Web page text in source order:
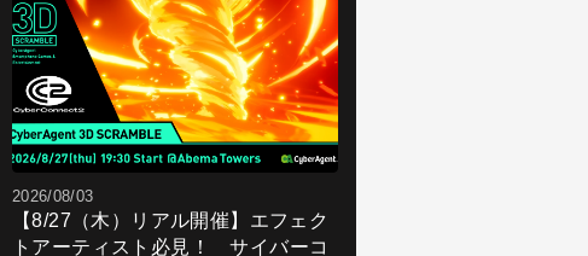
2026/08/03
【8/27（木）リアル開催】エフェク
トアーティスト必見！ サイバーコ